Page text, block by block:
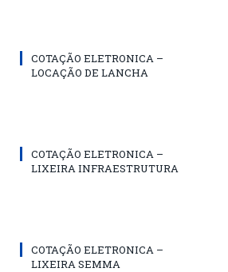
COTAÇÃO ELETRONICA –
LOCAÇÃO DE LANCHA
COTAÇÃO ELETRONICA –
LIXEIRA INFRAESTRUTURA
COTAÇÃO ELETRONICA –
LIXEIRA SEMMA